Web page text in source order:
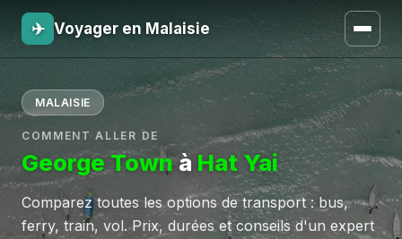
✈ Voyager en Malaisie
MALAISIE
COMMENT ALLER DE
George TownàHat Yai
Comparez toutes les options de transport : bus,
ferry, train, vol. Prix, durées et conseils d'un expert